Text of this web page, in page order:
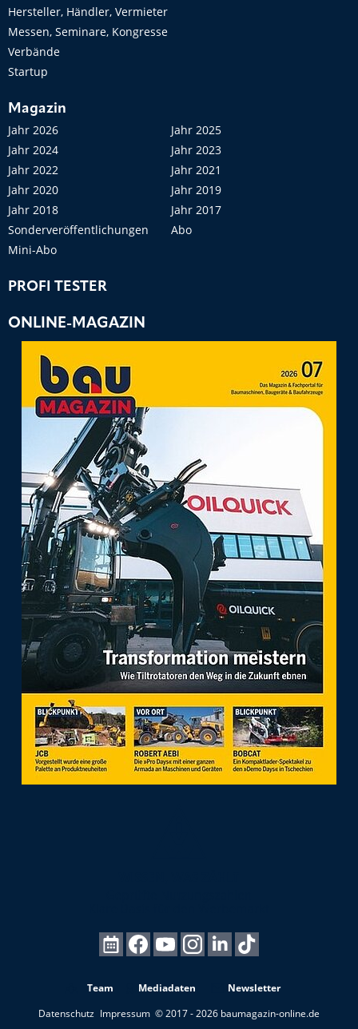
Hersteller, Händler, Vermieter
Messen, Seminare, Kongresse
Verbände
Startup
Magazin
Jahr 2026
Jahr 2025
Jahr 2024
Jahr 2023
Jahr 2022
Jahr 2021
Jahr 2020
Jahr 2019
Jahr 2018
Jahr 2017
Sonderveröffentlichungen
Abo
Mini-Abo
PROFI TESTER
ONLINE-MAGAZIN
Team Mediadaten
Newsletter
Datenschutz Impressum © 2017 - 2026 baumagazin-online.de